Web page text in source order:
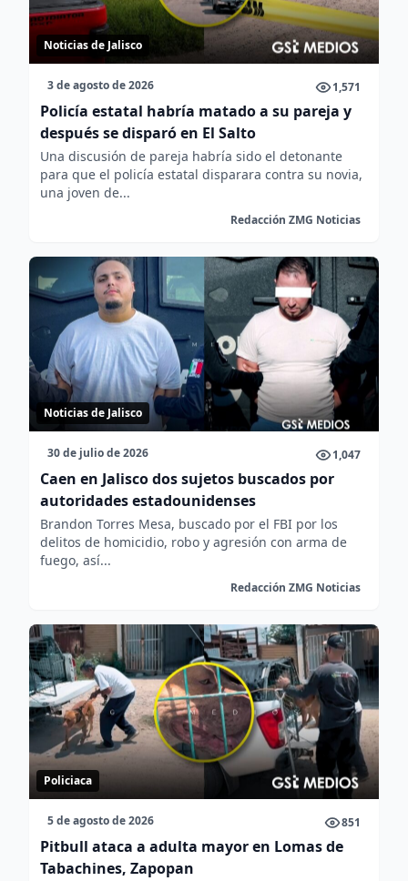
Noticias de Jalisco
3 de agosto de 2026 1,571
Policía estatal habría matado a su pareja y
después se disparó en El Salto
Una discusión de pareja habría sido el detonante
para que el policía estatal disparara contra su novia,
una joven de...
Redacción ZMG Noticias
Noticias de Jalisco
30 de julio de 2026 1,047
Caen en Jalisco dos sujetos buscados por
autoridades estadounidenses
Brandon Torres Mesa, buscado por el FBI por los
delitos de homicidio, robo y agresión con arma de
fuego, así...
Redacción ZMG Noticias
Policiaca
5 de agosto de 2026 851
Pitbull ataca a adulta mayor en Lomas de
Tabachines, Zapopan